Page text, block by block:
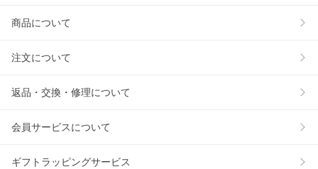
商品について
注文について
返品・交換・修理について
会員サービスについて
ギフトラッピングサービス